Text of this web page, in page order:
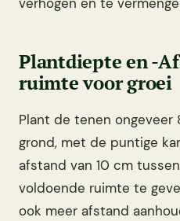
Plantdiepte en -
ruimte voor groei
Plant de tenen ongeveer
grond, met de puntige
afstand van 10 cm
voldoende ruimte te
ook meer afstand